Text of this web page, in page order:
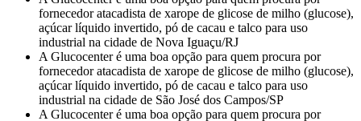
fornecedor atacadista de xarope de glicose de milho (glucose),
açúcar líquido invertido, pó de cacau e talco para uso
industrial na cidade de Nova Iguaçu/RJ
A Glucocenter é uma boa opção para quem procura por
fornecedor atacadista de xarope de glicose de milho (glucose),
açúcar líquido invertido, pó de cacau e talco para uso
industrial na cidade de São José dos Campos/SP
A Glucocenter é uma boa opção para quem procura por